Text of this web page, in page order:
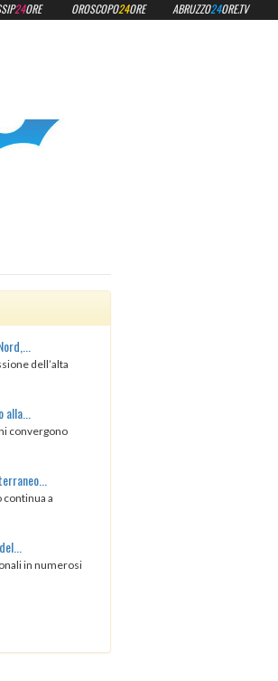
dell’alta
convergono
continua a
in numerosi
24ORE OROSCOPO24ORE ABRUZZO24ORE.TV